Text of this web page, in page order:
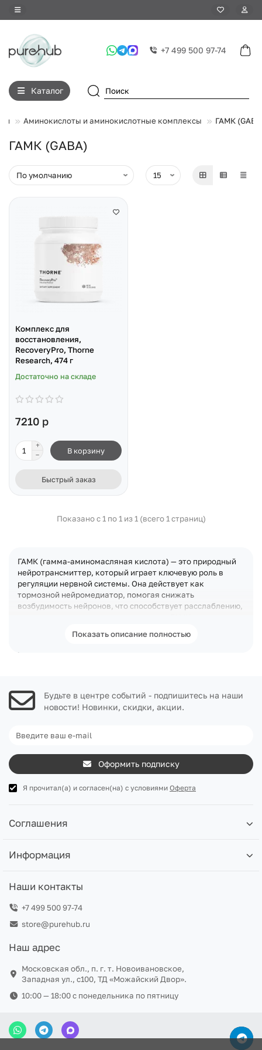
+7 499 500 97-74
Каталог
Аминокислоты и аминокислотные комплексы ГАМК
ГАМК (GABA)
Комплекс для
восстановления,
RecoveryPro, Thorne
Research, 474 г
Достаточно на складе
7210 р
В корзину
Быстрый заказ
Показано с 1 по 1 из 1 (всего 1 страниц)
ГАМК (гамма-аминомасляная кислота) — это природный
нейротрансмиттер, который играет ключевую роль в
регуляции нервной системы. Она действует как
тормозной нейромедиатор, помогая снижать
возбудимость нейронов, что способствует расслаблению,
снижать тревожность, улучшать настроение и
способствовать концентрации внимания. Она также
может снижаться при стрессе, недосыпе или
несбалансированном питании. Пищевые источники
поэтому ГАМК часто принимают в виде добавок, особенно
высоких умственных и физических нагрузках.
Показать описание полностью
Будьте в центре событий - подпишитесь на наши
новости! Новинки, скидки, акции.
Оформить подписку
Я прочитал(а) и согласен(на) с условиями Оферта
Соглашения
Информация
Наши контакты
+7 499 500 97-74
store@purehub.ru
Наш адрес
Московская обл., п. г. т. Новоивановское,
Западная ул., с100, ТД «Можайский Двор».
10:00 — 18:00 c понедельника по пятницу